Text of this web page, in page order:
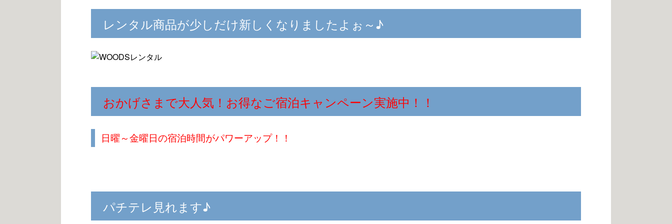
レンタル商品が少しだけ新しくなりましたよぉ～♪
おかげさまで大人気！お得なご宿泊キャンペーン実施中！！
日曜～金曜日の宿泊時間がパワーアップ！！
パチテレ見れます♪